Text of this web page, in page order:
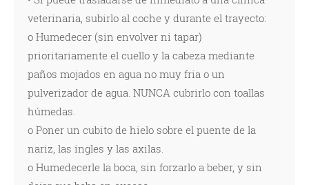
veterinaria, subirlo al coche y durante el trayecto:
o Humedecer (sin envolver ni tapar)
prioritariamente el cuello y la cabeza mediante
paños mojados en agua no muy fria o un
pulverizador de agua. NUNCA cubrirlo con toallas
húmedas.
o Poner un cubito de hielo sobre el puente de la
nariz, las ingles y las axilas.
o Humedecerle la boca, sin forzarlo a beber, y sin